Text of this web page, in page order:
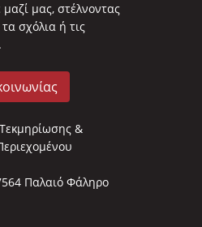
μας, στέλνοντας
σχόλια ή τις
&
Παλαιό Φάληρο